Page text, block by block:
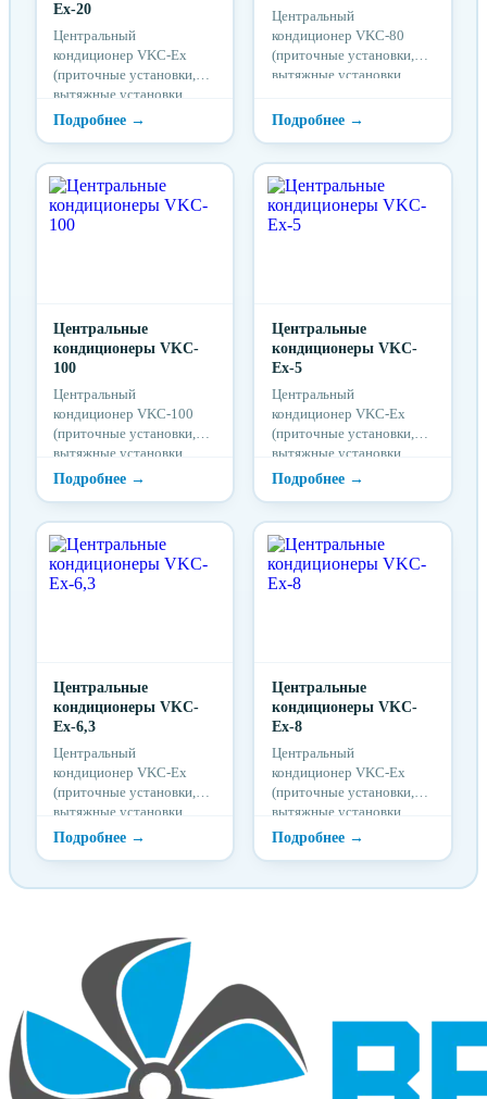
Ex-20
Центральный
кондиционер VKC-Ex
(приточные установки,
вытяжные установки,
приточно-вытяжные
установки)
использования в системах
вентиляции и
кондиционирования
воздуха помещений
Центральный
кондиционер VKC-80
(приточные установки,
вытяжные установки,
установки)
предназначены для
вентиляции и
кондиционирования
воздуха помещений
различного назначения.
Центральные
кондиционеры VKC-
100
Центральный
кондиционер VKC-100
(приточные установки,
вытяжные установки,
приточно-вытяжные
установки)
использования в системах
вентиляции и
кондиционирования
воздуха помещений
Центральные
кондиционеры VKC-
Ex-5
Центральный
кондиционер VKC-Ex
(приточные установки,
вытяжные установки,
приточно-вытяжные
установки)
использования в системах
вентиляции и
кондиционирования
воздуха помещений
Центральные
кондиционеры VKC-
Ex-6,3
Центральный
кондиционер VKC-Ex
(приточные установки,
вытяжные установки,
приточно-вытяжные
установки)
использования в системах
воздуха помещений
различного назначения.
Центральные
кондиционеры VKC-
Ex-8
Центральный
кондиционер VKC-Ex
(приточные установки,
вытяжные установки,
приточно-вытяжные
установки)
использования в системах